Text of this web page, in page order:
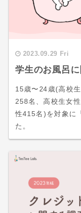
2023.09.29 Fri
学生のお風呂
15歳〜24歳(高校
258名、高校生女
性415名)を対象に
た。